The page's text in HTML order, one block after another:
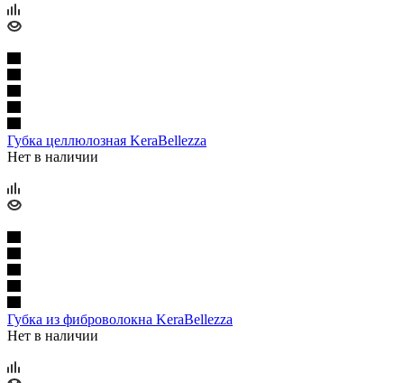
Губка целлюлозная KeraBellezza
Нет в наличии
Губка из фиброволокна KeraBellezza
Нет в наличии